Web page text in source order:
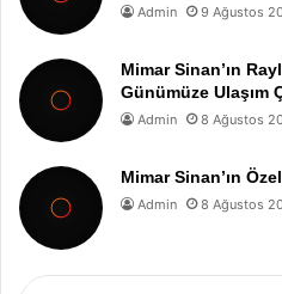
Admin 9 Ağustos
Mimar Sinan’ın
Günümüze Ulaşım
Admin 8 Ağustos
Mimar Sinan’ın
Admin 8 Ağustos